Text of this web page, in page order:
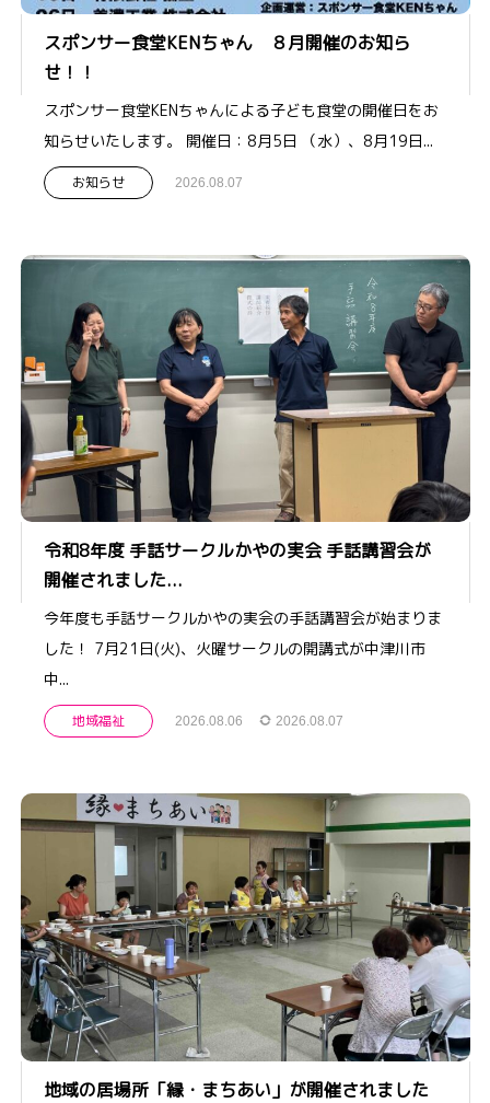
スポンサー食堂KENちゃん ８月開催のお知ら
せ！！
スポンサー食堂KENちゃんによる子ども食堂の開催日をお
知らせいたします。 開催日：8月5日 （水）、8月19日...
お知らせ 2026.08.07
令和8年度 手話サークルかやの実会 手話講習会が
開催されました...
今年度も手話サークルかやの実会の手話講習会が始まりま
した！ 7月21日(火)、火曜サークルの開講式が中津川市
中...
地域福祉 2026.08.06 2026.08.07
地域の居場所「縁・まちあい」が開催されました